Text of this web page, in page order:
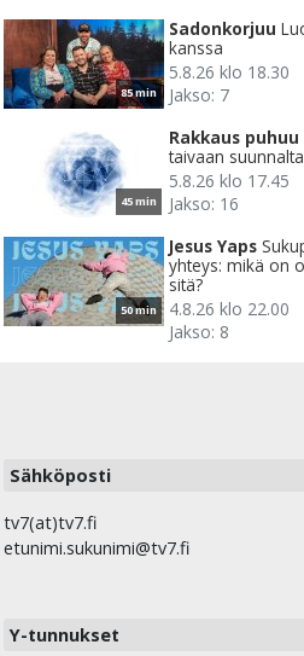
85 min
Sadonkorjuu
kanssa
5.8.26 klo 18.30
Jakso: 7
45 min
Rakkaus puhuu
taivaan suunnalta
5.8.26 klo 17.45
Jakso: 16
50 min
Jesus Yaps
yhteys: mikä on
sitä?
4.8.26 klo 22.00
Jakso: 8
Sähköposti
tv7(at)tv7.fi
etunimi.sukunimi@tv7.fi
Y-tunnukset